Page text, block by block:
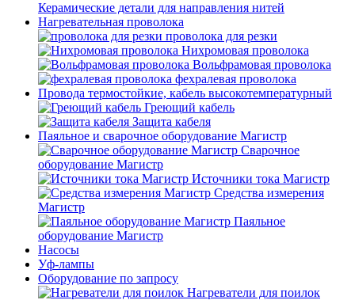
Керамические детали для направления нитей
Нагревательная проволока
проволока для резки
Нихромовая проволока
Вольфрамовая проволока
фехралевая проволока
Провода термостойкие, кабель высокотемпературный
Греющий кабель
Защита кабеля
Паяльное и сварочное оборудование Магистр
Сварочное
оборудование Магистр
Источники тока Магистр
Средства измерения
Магистр
Паяльное
оборудование Магистр
Насосы
Уф-лампы
Оборудование по запросу
Нагреватели для поилок